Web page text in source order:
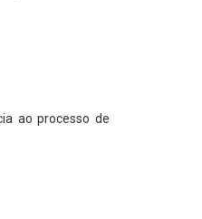
ao processo de